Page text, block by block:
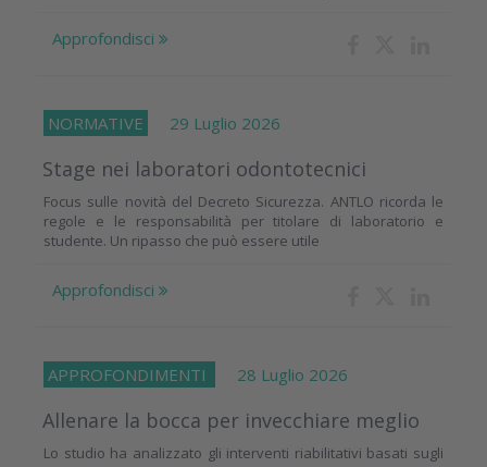
Approfondisci
NORMATIVE 29 Luglio 2026
Stage nei laboratori odontotecnici
Focus sulle novità del Decreto Sicurezza. ANTLO ricorda le
regole e le responsabilità per titolare di laboratorio e
studente. Un ripasso che può essere utile
Approfondisci
APPROFONDIMENTI 28 Luglio 2026
Allenare la bocca per invecchiare meglio
Lo studio ha analizzato gli interventi riabilitativi basati sugli